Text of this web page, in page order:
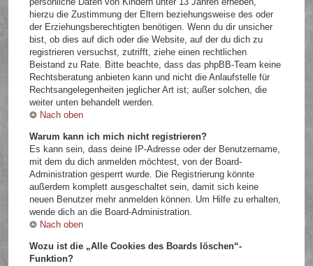
hierzu die Zustimmung der Eltern beziehungsweise des oder
der Erziehungsberechtigten benötigen. Wenn du dir unsicher
bist, ob dies auf dich oder die Website, auf der du dich zu
registrieren versuchst, zutrifft, ziehe einen rechtlichen
Beistand zu Rate. Bitte beachte, dass das phpBB-Team keine
Rechtsberatung anbieten kann und nicht die Anlaufstelle für
Rechtsangelegenheiten jeglicher Art ist; außer solchen, die
weiter unten behandelt werden.
Nach oben
Warum kann ich mich nicht registrieren?
Es kann sein, dass deine IP-Adresse oder der Benutzername,
mit dem du dich anmelden möchtest, von der Board-
Administration gesperrt wurde. Die Registrierung könnte
außerdem komplett ausgeschaltet sein, damit sich keine
neuen Benutzer mehr anmelden können. Um Hilfe zu erhalten,
wende dich an die Board-Administration.
Nach oben
Wozu ist die „Alle Cookies des Boards löschen“-
Funktion?